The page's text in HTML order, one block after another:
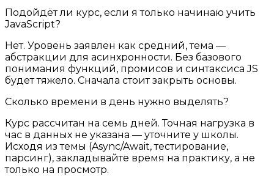
Подойдёт ли курс, если я только начинаю учить
JavaScript?
Нет. Уровень заявлен как средний, тема —
абстракции для асинхронности. Без базового
понимания функций, промисов и синтаксиса JS
будет тяжело. Сначала стоит закрыть основы.
Сколько времени в день нужно выделять?
Курс рассчитан на семь дней. Точная нагрузка в
час в данных не указана — уточните у школы.
Исходя из темы (Async/Await, тестирование,
парсинг), закладывайте время на практику, а не
только на просмотр.